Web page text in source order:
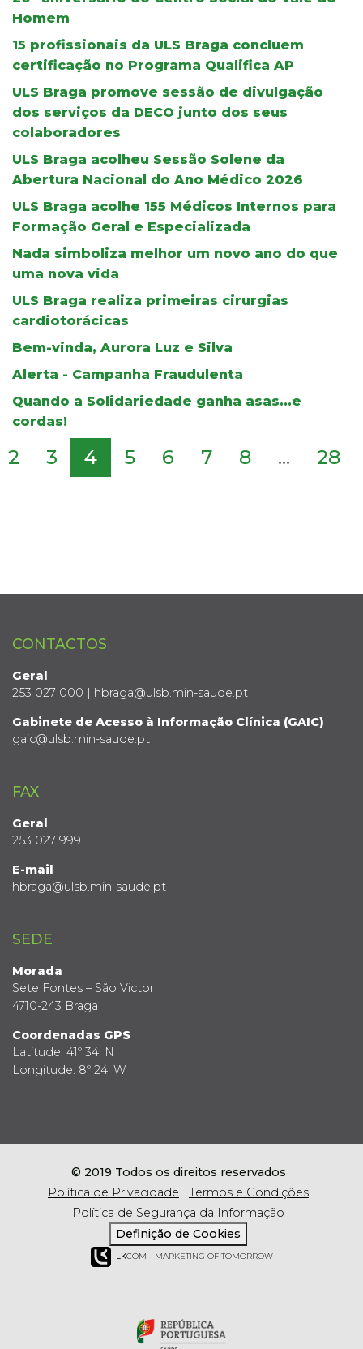
Homem
15 profissionais da ULS Braga concluem
certificação no Programa Qualifica AP
ULS Braga promove sessão de divulgação
dos serviços da DECO junto dos seus
colaboradores
ULS Braga acolheu Sessão Solene da
Abertura Nacional do Ano Médico 2026
ULS Braga acolhe 155 Médicos Internos para
Formação Geral e Especializada
Nada simboliza melhor um novo ano do que
uma nova vida
ULS Braga realiza primeiras cirurgias
cardiotorácicas
Bem-vinda, Aurora Luz e Silva
Alerta - Campanha Fraudulenta
Quando a Solidariedade ganha asas...e
cordas!
2 3 4 5 6 7 8 ... 28
CONTACTOS
Geral
253 027 000 | hbraga@ulsb.min-saude.pt
Gabinete de Acesso à Informação Clínica (GAIC)
gaic@ulsb.min-saude.pt
FAX
Geral
253 027 999
E-mail
hbraga@ulsb.min-saude.pt
SEDE
Morada
Sete Fontes – São Victor
4710-243 Braga
Coordenadas GPS
Latitude: 41º 34’ N
Longitude: 8º 24’ W
© 2019 Todos os direitos reservados
Política de Privacidade
Termos e Condições
Política de Segurança da Informação
Definição de Cookies
LKCOM - MARKETING OF TOMORROW